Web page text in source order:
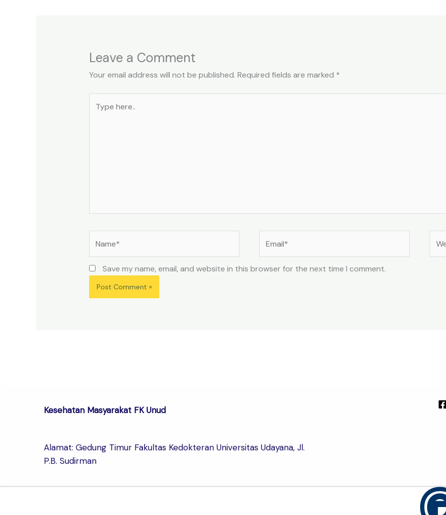
Leave a Comment
Your email address will not be published. Required fields are marked *
here..
Save my name, email, and website in this browser for the next time I comment.
Kesehatan Masyarakat FK Unud
Alamat: Gedung Timur Fakultas Kedokteran Universitas Udayana, Jl.
P.B. Sudirman